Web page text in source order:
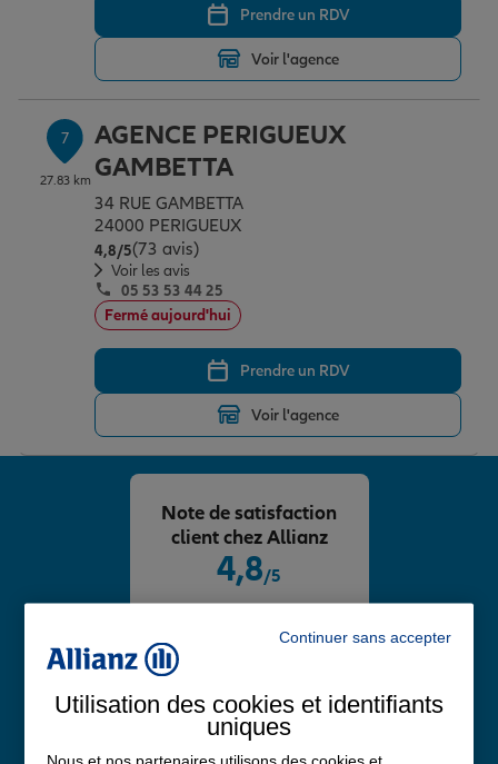
Prendre un RDV
Voir l'agence
7
27.83 km
AGENCE PERIGUEUX
GAMBETTA
34 RUE GAMBETTA
24000 PERIGUEUX
4,8/5Note de 4.8 sur 5
(73 avis)
Voir les avis
05 53 53 44 25
Fermé aujourd'hui
Prendre un RDV
Voir l'agence
4,8/5
Note de satisfaction
client chez Allianz
Continuer sans accepter
Utilisation des cookies et identifiants
uniques
Nous et nos partenaires utilisons des cookies et